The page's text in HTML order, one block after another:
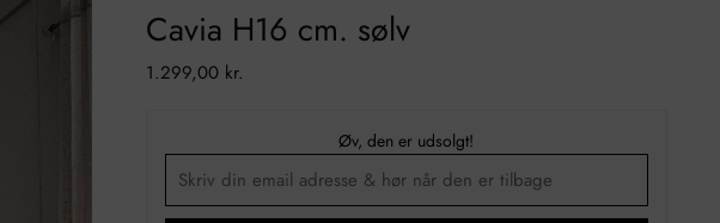
Cavia H16 cm. sølv
Normal
1.299,00 kr.
Øv, den er udsolgt!